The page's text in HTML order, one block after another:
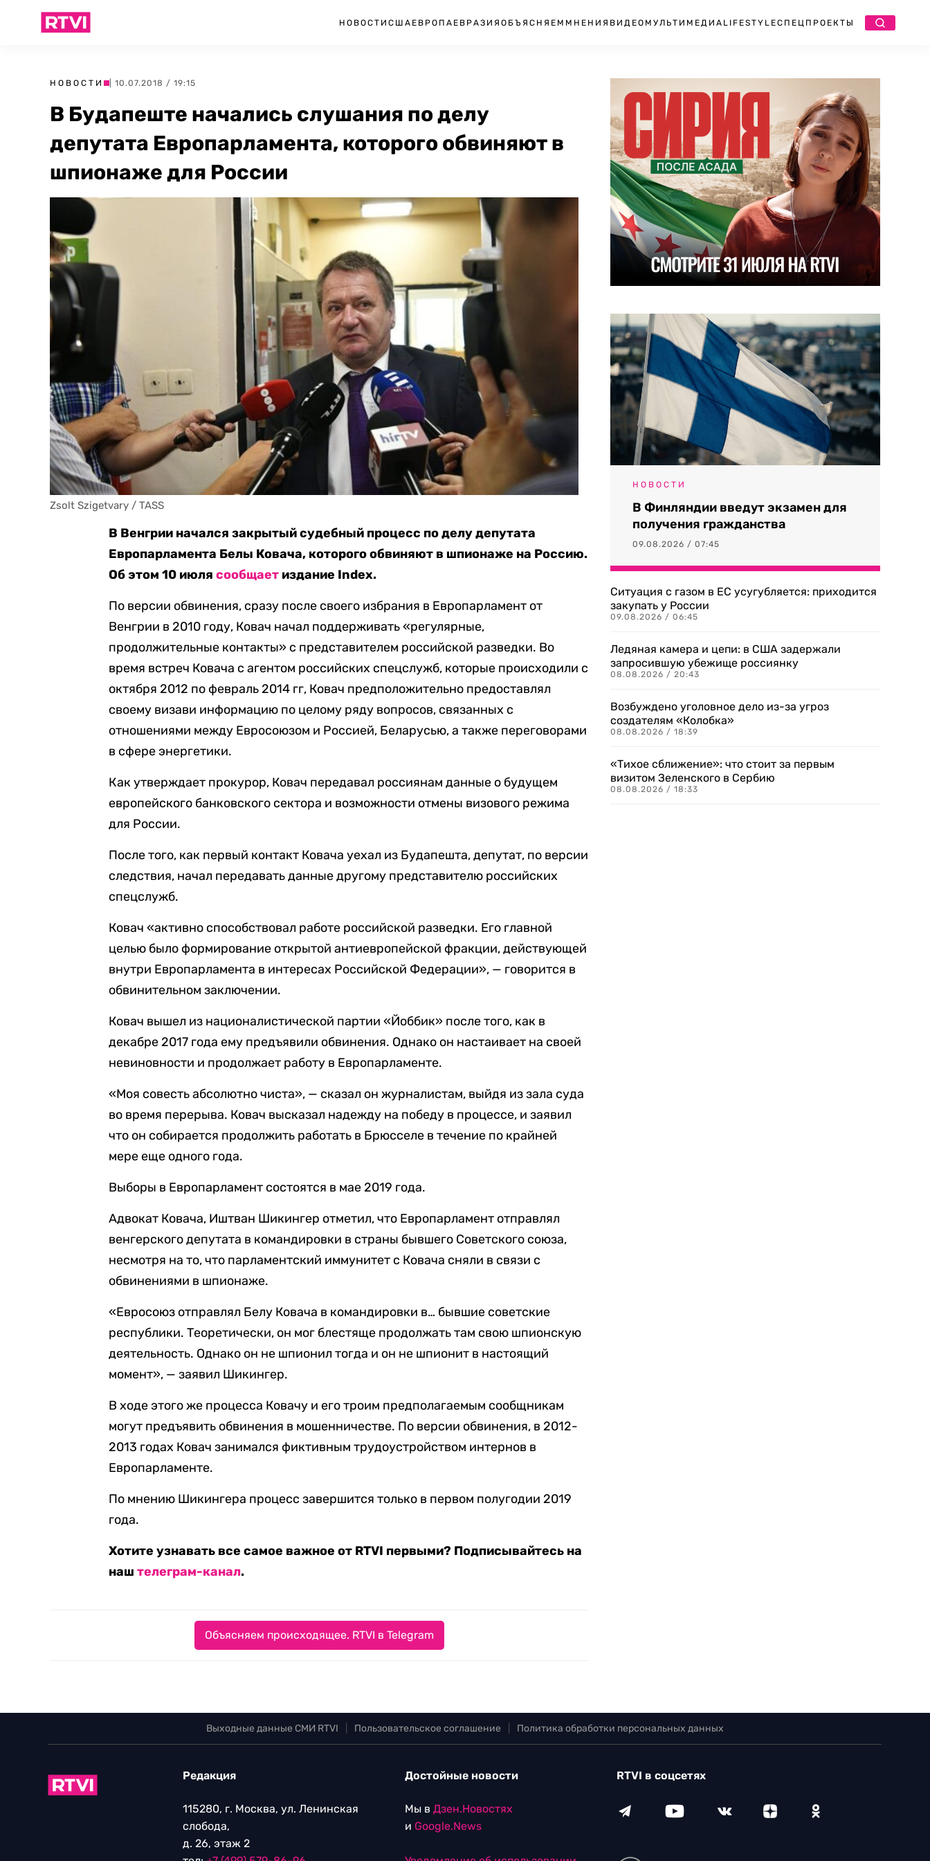
НОВОСТИ США ЕВРОПА ЕВРАЗИЯ ОБЪЯСНЯЕМ МНЕНИЯ ВИДЕО МУЛЬТИМЕДИА LIFESTYLEСПЕЦПРОЕКТЫ
НОВОСТИ | 10.07.2018 / 19:15
В Будапеште начались слушания по делу
депутата Европарламента, которого обвиняют в
шпионаже для России
Zsolt Szigetvary / TASS
В Венгрии начался закрытый судебный процесс по делу депутата
Европарламента Белы Ковача, которого обвиняют в шпионаже на Россию.
Об этом 10 июлясообщает издание Index.
По версии обвинения, сразу после своего избрания в Европарламент от
Венгрии в 2010 году, Ковач начал поддерживать «регулярные,
продолжительные контакты» с представителем российской разведки. Во
время встреч Ковача с агентом российских спецслужб, которые происходили с
октября 2012 по февраль 2014 гг, Ковач предположительно предоставлял
своему визави информацию по целому ряду вопросов, связанных с
отношениями между Евросоюзом и Россией, Беларусью, а также переговорами
в сфере энергетики.
Как утверждает прокурор, Ковач передавал россиянам данные о будущем
европейского банковского сектора и возможности отмены визового режима
для России.
После того, как первый контакт Ковача уехал из Будапешта, депутат, по версии
следствия, начал передавать данные другому представителю российских
спецслужб.
Ковач «активно способствовал работе российской разведки. Его главной
целью было формирование открытой антиевропейской фракции, действующей
внутри Европарламента в интересах Российской Федерации», — говорится в
обвинительном заключении.
Ковач вышел из националистической партии «Йоббик» после того, как в
декабре 2017 года ему предъявили обвинения. Однако он настаивает на своей
невиновности и продолжает работу в Европарламенте.
«Моя совесть абсолютно чиста», — сказал он журналистам, выйдя из зала суда
во время перерыва. Ковач высказал надежду на победу в процессе, и заявил
что он собирается продолжить работать в Брюсселе в течение по крайней
мере еще одного года.
Выборы в Европарламент состоятся в мае 2019 года.
Адвокат Ковача, Иштван Шикингер отметил, что Европарламент отправлял
венгерского депутата в командировки в страны бывшего Советского союза,
несмотря на то, что парламентский иммунитет с Ковача сняли в связи с
обвинениями в шпионаже.
«Евросоюз отправлял Белу Ковача в командировки в… бывшие советские
республики. Теоретически, он мог блестяще продолжать там свою шпионскую
деятельность. Однако он не шпионил тогда и он не шпионит в настоящий
момент», — заявил Шикингер.
В ходе этого же процесса Ковачу и его троим предполагаемым сообщникам
могут предъявить обвинения в мошенничестве. По версии обвинения, в 2012-
2013 годах Ковач занимался фиктивным трудоустройством интернов в
Европарламенте.
По мнению Шикингера процесс завершится только в первом полугодии 2019
года.
Хотите узнавать все самое важное от RTVI первыми? Подписывайтесь на
наштелеграм-канал.
Объясняем происходящее. RTVI в Telegram
НОВОСТИ
В Финляндии введут экзамен для
получения гражданства
09.08.2026 / 07:45
Ситуация с газом в ЕС усугубляется: приходится
закупать у России
09.08.2026 / 06:45
Ледяная камера и цепи: в США задержали
запросившую убежище россиянку
08.08.2026 / 20:43
Возбуждено уголовное дело из-за угроз
создателям «Колобка»
08.08.2026 / 18:39
«Тихое сближение»: что стоит за первым
визитом Зеленского в Сербию
08.08.2026 / 18:33
Выходные данные СМИ RTVI Пользовательское соглашение Политика обработки персональных данных
Редакция
115280, г. Москва, ул. Ленинская
слобода,
д. 26, этаж 2
Достойные новости
Мы в Дзен.Новостях
и Google.News
RTVI в соцсетях